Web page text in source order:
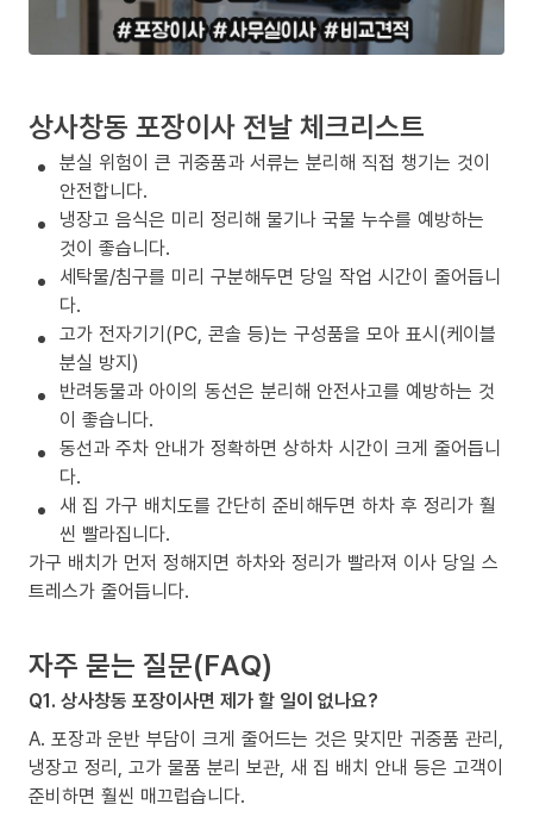
상사창동 포장이사 전날 체크리스트
분실 위험이 큰 귀중품과 서류는 분리해 직접 챙기는 것이
안전합니다.
냉장고 음식은 미리 정리해 물기나 국물 누수를 예방하는
것이 좋습니다.
세탁물/침구를 미리 구분해두면 당일 작업 시간이 줄어듭니
다.
고가 전자기기(PC, 콘솔 등)는 구성품을 모아 표시(케이블
분실 방지)
반려동물과 아이의 동선은 분리해 안전사고를 예방하는 것
이 좋습니다.
동선과 주차 안내가 정확하면 상하차 시간이 크게 줄어듭니
다.
새 집 가구 배치도를 간단히 준비해두면 하차 후 정리가 훨
씬 빨라집니다.
가구 배치가 먼저 정해지면 하차와 정리가 빨라져 이사 당일 스
트레스가 줄어듭니다.
자주 묻는 질문(FAQ)
Q1. 상사창동 포장이사면 제가 할 일이 없나요?
A. 포장과 운반 부담이 크게 줄어드는 것은 맞지만 귀중품 관리,
냉장고 정리, 고가 물품 분리 보관, 새 집 배치 안내 등은 고객이
준비하면 훨씬 매끄럽습니다.